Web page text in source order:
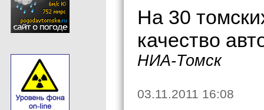
На 30
качество
НИА-Томск
03.11.2011 16:08